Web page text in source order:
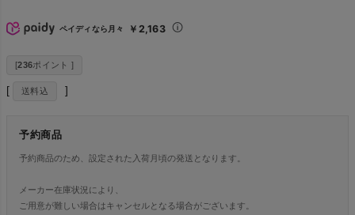
ペイディなら月々 ￥2,163
[236ポイント ]
送料込
予約商品
予約商品のため、設定された入荷月頃の発送となります。
メーカー在庫状況により、
ご用意が難しい場合はキャンセルとなる場合がございます。